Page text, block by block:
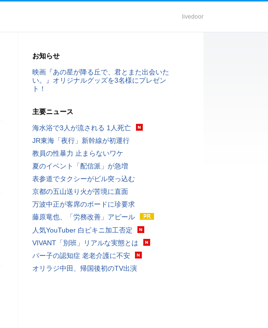
livedoor
お知らせ
映画『あの星が降る丘で、君とまた出会いた
い。』オリジナルグッズを3名様にプレゼン
ト！
主要ニュース
海水浴で3人が流される 1人死亡
JR東海「夜行」新幹線が初運行
教員の性暴力 止まらないワケ
夏のイベント「配信派」が急増
表参道でタクシーがビル突っ込む
京都の五山送り火が苦境に直面
万波中正が客席のボードに珍要求
藤原竜也、「労務改善」アピール
人気YouTuber 白ビキニ加工否定
VIVANT「別班」リアルな実態とは
パー子の認知症 老老介護に不安
オリラジ中田、帰国後初のTV出演